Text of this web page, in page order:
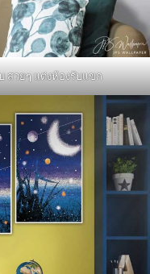
สวยๆ แต่งห้องรับแขก